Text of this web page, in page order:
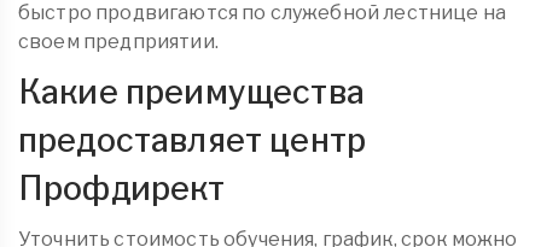
быстро продвигаются по служебной лестнице на
своем предприятии.
Какие преимущества
предоставляет центр
Профдирект
Уточнить стоимость обучения, график, срок можно